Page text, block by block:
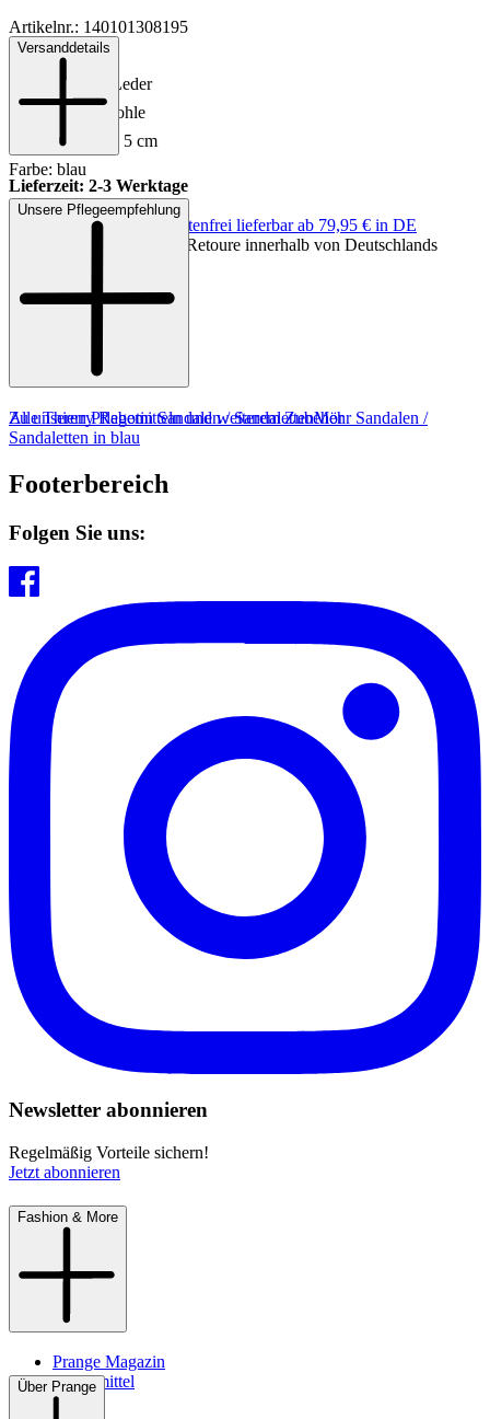
Artikelnr.: 140101308195
Material: Leder
Innenmaterial: Leder
Sohle: Gummisohle
Absatzhöhe: ca. 5 cm
Farbe: blau
Versanddetails
Lieferzeit: 2-3 Werktage
Keine Versandkosten:
kostenfrei lieferbar ab 79,95 € in DE
Einfache und Kostenlose Retoure innerhalb von Deutschlands
Unsere Pflegeempfehlung
Zu unseren Pflegemitteln und weiterem Zubehör
Alle Thierry Rabotin Sandalen / SandalettenMehr Sandalen /
Sandaletten in blau
Footerbereich
Folgen Sie uns:
Newsletter abonnieren
Regelmäßig Vorteile sichern!
Jetzt abonnieren
Fashion & More
Prange Magazin
Pflegemittel
Über Prange